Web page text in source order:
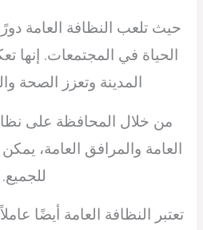
حيث تلعب النظافة العامة
الحياة في المجتمعات. إنها
المدينة وتعزز الصحة
من خلال المحافظة على
العامة والمرافق العامة،
للجميع.
تعتبر النظافة العامة أيضًا